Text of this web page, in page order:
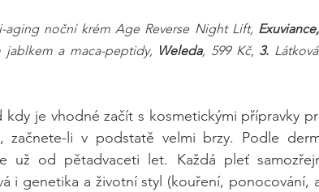
aging noční krém Age Reverse Night Lift, Exuviance,
jablkem a maca-peptidy, Weleda, 599 Kč, 3.
je vhodné začít s kosmetickými přípravky
začnete-li v podstatě velmi brzy. Podle
už od pětadvaceti let. Každá pleť
i genetika a životní styl (kouření, ponocování,